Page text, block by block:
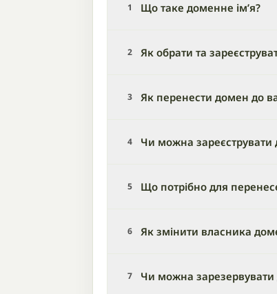
1 Що таке доменне ім’я?
2 Як обрати та
3 Як перенести домен до
4 Чи можна зареєструвати
5 Що потрібно для
6 Як змінити власника
7 Чи можна